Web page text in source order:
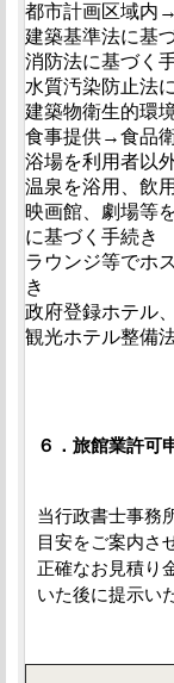
都市計画区域内
建築基準法に基
消防法に基づく
水質汚染防止法
建築物衛生的環
食事提供→食品
浴場を利用者以
温泉を浴用、飲
映画館、劇場等
に基づく手続き
ラウンジ等でホ
き
政府登録ホテル
観光ホテル整備
６．旅館業許可
当行政書士事務
目安をご案内さ
正確なお見積り
いた後に提示い